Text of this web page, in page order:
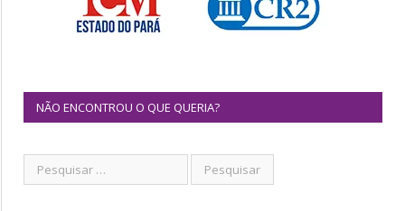
NÃO ENCONTROU O QUE QUERIA?